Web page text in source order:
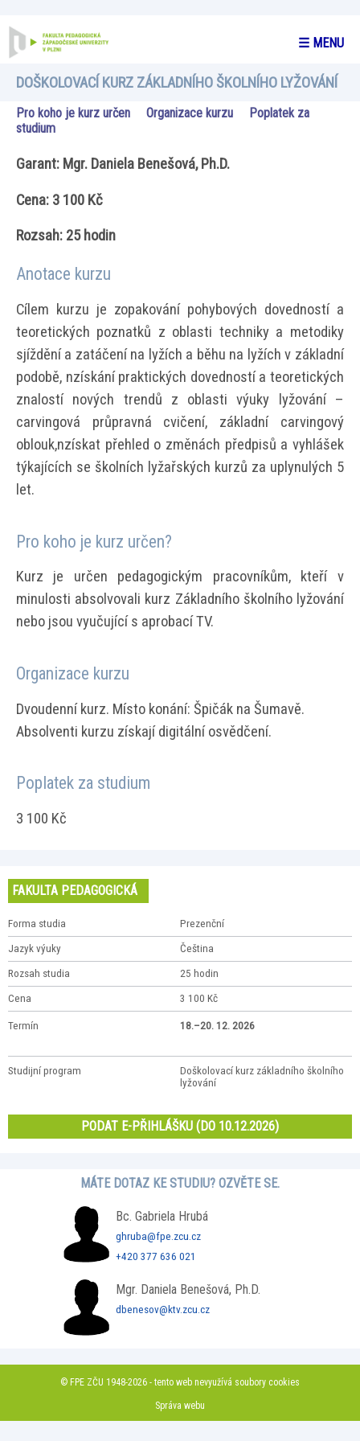
☰ MENU
DOŠKOLOVACÍ KURZ ZÁKLADNÍHO ŠKOLNÍHO LYŽOVÁNÍ
Pro koho je kurz určen Organizace kurzu
Poplatek za
studium
Garant: Mgr. Daniela Benešová, Ph.D.
Cena: 3 100 Kč
Rozsah: 25 hodin
Anotace kurzu
Cílem kurzu je zopakování pohybových dovedností a
teoretických poznatků z oblasti techniky a metodiky
sjíždění a zatáčení na lyžích a běhu na lyžích v základní
podobě, nzískání praktických dovedností a teoretických
znalostí nových trendů z oblasti výuky lyžování –
carvingová průpravná cvičení, základní carvingový
oblouk,nzískat přehled o změnách předpisů a vyhlášek
týkajících se školních lyžařských kurzů za uplynulých 5
let.
Pro koho je kurz určen?
Kurz je určen pedagogickým pracovníkům, kteří v
minulosti absolvovali kurz Základního školního lyžování
nebo jsou vyučující s aprobací TV.
Organizace kurzu
Dvoudenní kurz. Místo konání: Špičák na Šumavě.
Absolventi kurzu získají digitální osvědčení.
Poplatek za studium
3 100 Kč
FAKULTA PEDAGOGICKÁ
Forma studia Prezenční
Jazyk výuky Čeština
Rozsah studia 25 hodin
Cena 3 100 Kč
Termín 18.–20. 12. 2026
Studijní program
Doškolovací kurz základního školního
lyžování
PODAT E-PŘIHLÁŠKU (DO 10.12.2026)
MÁTE DOTAZ KE STUDIU? OZVĚTE SE.
Bc. Gabriela Hrubá
ghruba@fpe.zcu.cz
+420 377 636 021
Mgr. Daniela Benešová, Ph.D.
dbenesov@ktv.zcu.cz
© FPE ZČU 1948-2026 - tento web nevyužívá soubory cookies
Správa webu